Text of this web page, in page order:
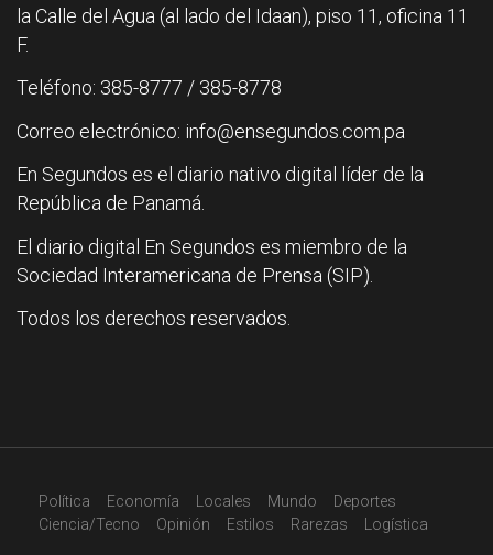
la Calle del Agua (al lado del Idaan), piso 11, oficina 11
F.
Teléfono: 385-8777 / 385-8778
Correo electrónico: info@ensegundos.com.pa
En Segundos es el diario nativo digital líder de la
República de Panamá.
El diario digital En Segundos es miembro de la
Sociedad Interamericana de Prensa (SIP).
Todos los derechos reservados.
Política Economía Locales Mundo
Deportes
Ciencia/Tecno
Opinión Estilos Rarezas Logística